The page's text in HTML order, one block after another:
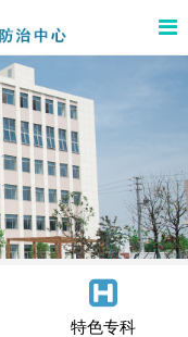
特色专科